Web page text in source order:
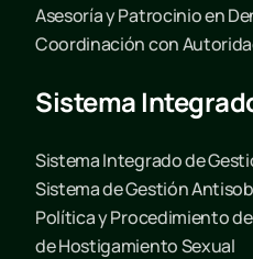
Asesoría y Patrocinio en
Coordinación con
Sistema
Sistema Integrado de
Sistema de Gestión
Política y Procedimiento
de Hostigamiento Sexual